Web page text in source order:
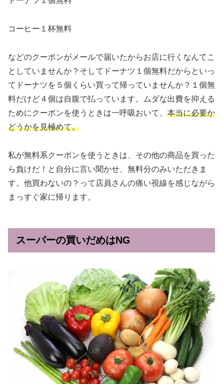
コーヒー１杯無料
などのクーポンがメールで届いたからお店に行くなんてこ
としていませんか？そしてドーナツ１個無料だからといっ
てドーナツを５個くらい買って帰っていませんか？１個無
料だけど４個は自腹で払っています。ムダな出費を抑える
ためにクーポンを使うときは一呼吸おいて、 本当に必要か
どうかを見極めて。
私が無料系クーポンを使うときは、その他の商品を買った
ら負けだ！と自分に言い聞かせ、無料分のみいただきま
す。他買わないの？って店員さんの痛い視線を感じながら
まっすぐ家に帰ります。
スーパーの買いだめはNG